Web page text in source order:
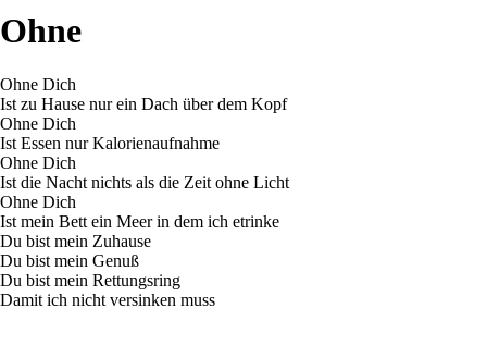
Ohne
Ohne Dich
Ist zu Hause nur ein Dach über dem Kopf
Ohne Dich
Ist Essen nur Kalorienaufnahme
Ohne Dich
Ist die Nacht nichts als die Zeit ohne Licht
Ohne Dich
Ist mein Bett ein Meer in dem ich etrinke
Du bist mein Zuhause
Du bist mein Genuß
Du bist mein Rettungsring
Damit ich nicht versinken muss